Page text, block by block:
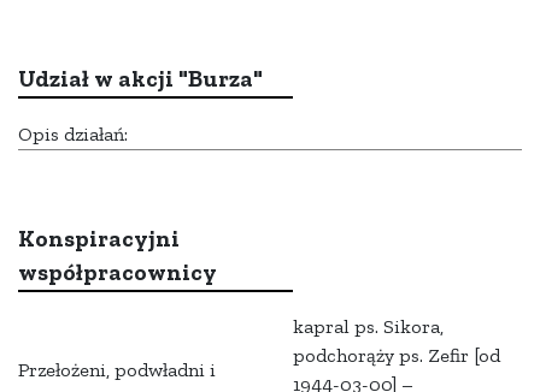
Udział w akcji "Burza"
Opis działań:
Konspiracyjni
współpracownicy
Przełożeni, podwładni i
kapral ps. Sikora,
podchorąży ps. Zefir [od
1944-03-00] –